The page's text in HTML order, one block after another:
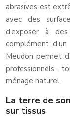
abrasives est
avec des
d’exposer à
complément
Meudon permet
professionnels,
ménage naturel.
La terre de
sur tissus